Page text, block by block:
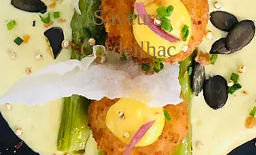
Saveurs
Cardeilhac